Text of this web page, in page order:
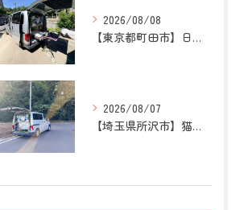
2026/08/08
【東京都町田市】日本スピッツの訪問ペット火葬｜愛犬との穏やか...
2026/08/07
【埼玉県所沢市】猫の訪問ペット火葬｜お気に入りの場所に姿がな...